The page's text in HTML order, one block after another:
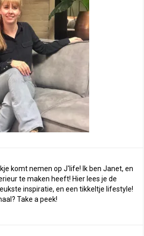
komt nemen op J'life! Ik ben Janet, en
te maken heeft! Hier lees je de
inspiratie, en een tikkeltje lifestyle!
Take a peek!